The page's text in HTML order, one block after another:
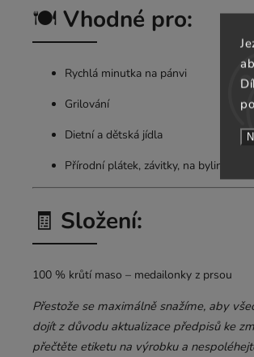
🍽️ Vhodné pro:
Rychlá minutka na pánvi
Grilování
Dietní a dětská jídla
Přírodní plátek, závitky, na bylinkách
🧾 Složení:
100 % krůtí maso – medailonky z prsou
Přestože se maximálně snažíme, aby
dojít z důvodu aktualizace předpisů ke
přečtěte etiketu na výrobku a